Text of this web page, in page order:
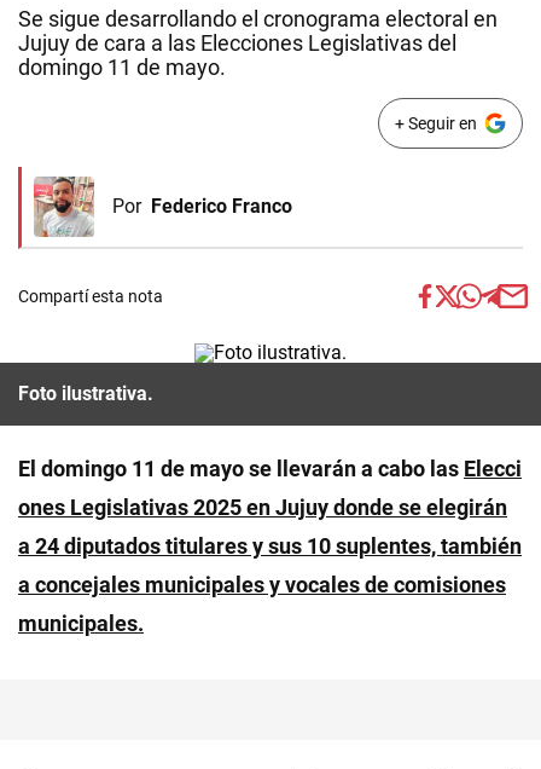
Se sigue desarrollando el cronograma electoral en
Jujuy de cara a las Elecciones Legislativas del
domingo 11 de mayo.
+ Seguir en
Por Federico Franco
Compartí esta nota
Foto ilustrativa.
El domingo 11 de mayo se llevarán a cabo las Elecci
ones Legislativas 2025 en Jujuy donde se elegirán
a 24 diputados titulares y sus 10 suplentes, también
a concejales municipales y vocales de comisiones
municipales.